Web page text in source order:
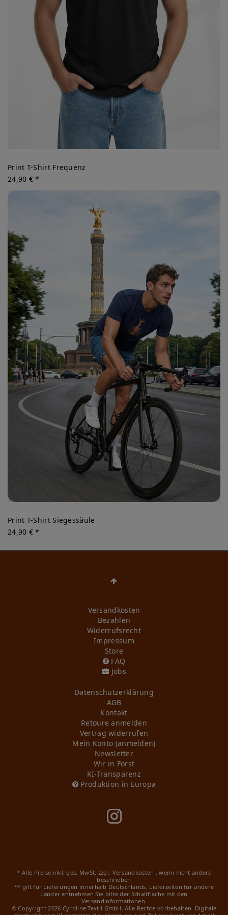
Print T-Shirt Frequenz
24,90 € *
Print T-Shirt Siegessäule
24,90 € *
Versandkosten
Bezahlen
Widerrufs­recht
Impressum
Store
FAQ
Jobs
Daten­schutz­erklärung
AGB
Kontakt
Retoure anmelden
Vertrag widerrufen
Mein Konto (anmelden)
Newsletter
Wir in Forst
KI-Transparenz
Produktion in Europa
* Alle Preise inkl. ges. MwSt. zzgl. Versandkosten , wenn nicht anders
beschrieben
** gilt für Lieferungen innerhalb Deutschlands, Lieferzeiten für andere
Länder entnehmen Sie bitte der Schaltfläche mit den
Versandinformationen.
© Copyright 2026 Cyroline Textil GmbH. Alle Rechte vorbehalten. Digitale